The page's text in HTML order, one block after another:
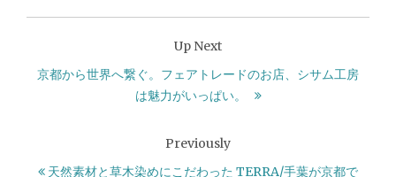
Up Next
京都から世界へ繋ぐ。フェアトレードのお店、シサム工房
は魅力がいっぱい。
Previously
天然素材と草木染めにこだわった TERRA/手葉が京都で